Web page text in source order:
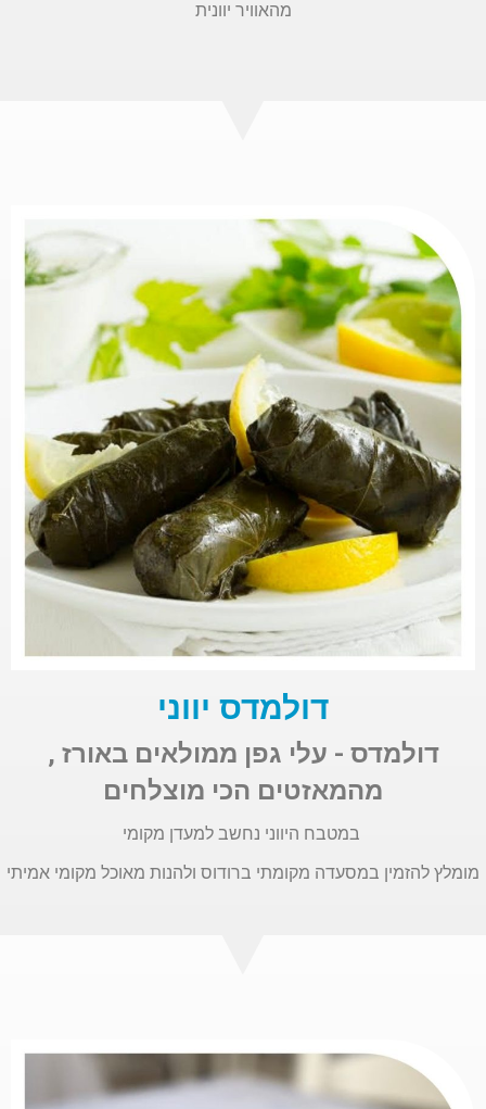
מהאוויר יוונית
דולמדס יווני
דולמדס - עלי גפן ממולאים באורז ,
מהמאזטים הכי מוצלחים
במטבח היווני נחשב למעדן מקומי
מומלץ להזמין במסעדה מקומתי ברודוס ולהנות מאוכל מקומי אמיתי